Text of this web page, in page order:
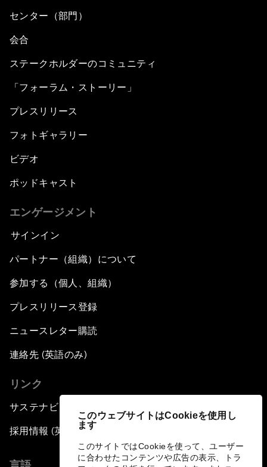
このウェブサイトはCookieを使用し
ます
このサイトではCookieを使って、ユーザー
に合わせたコンテンツや広告の表示、トラ
センター（部門）
会合
ステークホルダーのコミュニティ
「フォーラム・ストーリー」
プレスリリース
フォトギャラリー
ビデオ
ポッドキャスト
エンゲージメント
サインイン
パートナー（組織）について
参加する（個人、組織）
プレスリリース登録
ニュースレター購読
連絡先 (英語のみ)
リンク
サステナビリティへの取り組み
採用情報 (英語のみ)